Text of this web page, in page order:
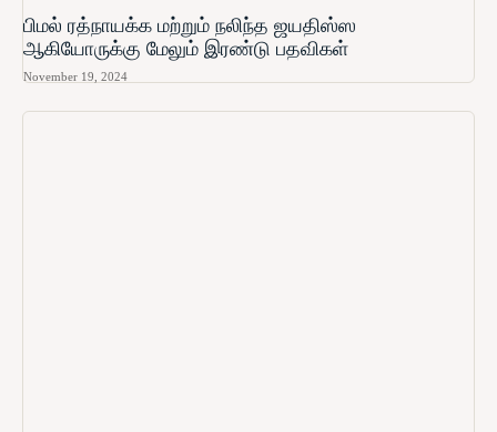
பிமல் ரத்நாயக்க மற்றும் நலிந்த ஜயதிஸ்ஸ
ஆகியோருக்கு மேலும் இரண்டு பதவிகள்
November 19, 2024